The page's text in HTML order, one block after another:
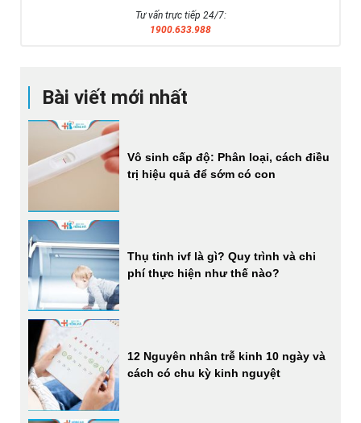
Bài viết mới nhất
Vô sinh cấp độ: Phân loại, cách điều
trị hiệu quả để sớm có con
Thụ tinh ivf là gì? Quy trình và chi
phí thực hiện như thế nào?
12 Nguyên nhân trễ kinh 10 ngày và
cách có chu kỳ kinh nguyệt
Tư vấn trực tiếp 24/7:
1900.633.988